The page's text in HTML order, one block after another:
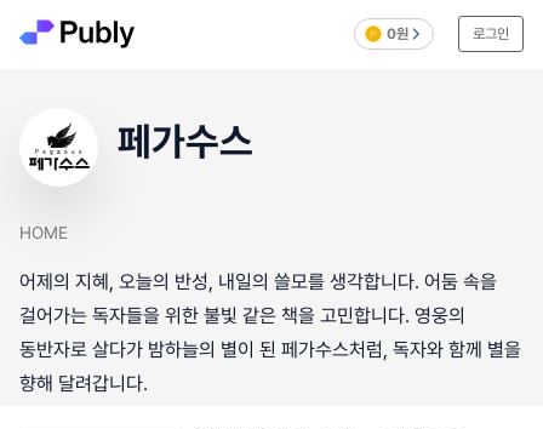
0원 로그인
페가수스
HOME
어제의 지혜, 오늘의 반성, 내일의 쓸모를 생각합니다. 어둠 속을
걸어가는 독자들을 위한 불빛 같은 책을 고민합니다. 영웅의
동반자로 살다가 밤하늘의 별이 된 페가수스처럼, 독자와 함께 별을
향해 달려갑니다.